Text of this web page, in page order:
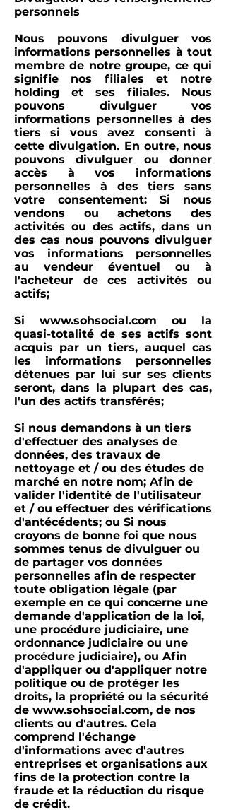
personnels
Nous pouvons divulguer vos
informations personnelles à tout
membre de notre groupe, ce qui
signifie nos filiales et notre
holding et ses filiales. Nous
pouvons divulguer vos
informations personnelles à des
tiers si vous avez consenti à
cette divulgation. En outre, nous
pouvons divulguer ou donner
accès à vos informations
personnelles à des tiers sans
votre consentement: Si nous
vendons ou achetons des
activités ou des actifs, dans un
des cas nous pouvons divulguer
vos informations personnelles
au vendeur éventuel ou à
l'acheteur de ces activités ou
actifs;
Si www.sohsocial.com ou la
quasi-totalité de ses actifs sont
acquis par un tiers, auquel cas
les informations personnelles
détenues par lui sur ses clients
seront, dans la plupart des cas,
l'un des actifs transférés;
Si nous demandons à un tiers
d'effectuer des analyses de
données, des travaux de
nettoyage et / ou des études de
marché en notre nom; Afin de
valider l'identité de l'utilisateur
et / ou effectuer des vérifications
d'antécédents; ou Si nous
croyons de bonne foi que nous
sommes tenus de divulguer ou
de partager vos données
personnelles afin de respecter
toute obligation légale (par
exemple en ce qui concerne une
demande d'application de la loi,
une procédure judiciaire, une
ordonnance judiciaire ou une
procédure judiciaire), ou Afin
d'appliquer ou d'appliquer notre
politique ou de protéger les
droits, la propriété ou la sécurité
de www.sohsocial.com, de nos
clients ou d'autres. Cela
comprend l'échange
d'informations avec d'autres
entreprises et organisations aux
fins de la protection contre la
fraude et la réduction du risque
de crédit.